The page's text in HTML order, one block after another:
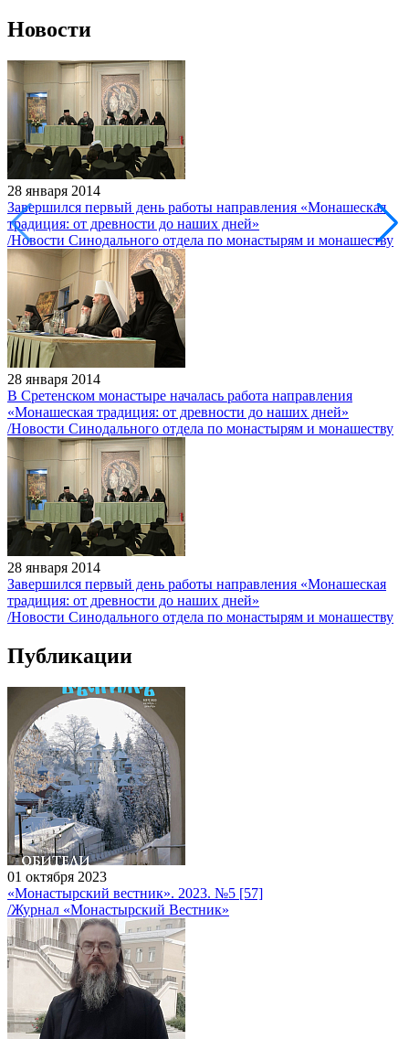
Новости
28 января 2014
Завершился первый день работы направления «Монашеская
традиция: от древности до наших дней»
/Новости Синодального отдела по монастырям и монашеству
28 января 2014
В Сретенском монастыре началась работа направления
«Монашеская традиция: от древности до наших дней»
/Новости Синодального отдела по монастырям и монашеству
28 января 2014
Завершился первый день работы направления «Монашеская
традиция: от древности до наших дней»
/Новости Синодального отдела по монастырям и монашеству
Публикации
01 октября 2023
«Монастырский вестник». 2023. №5 [57]
/Журнал «Монастырский Вестник»